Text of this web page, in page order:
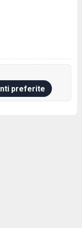
preferite